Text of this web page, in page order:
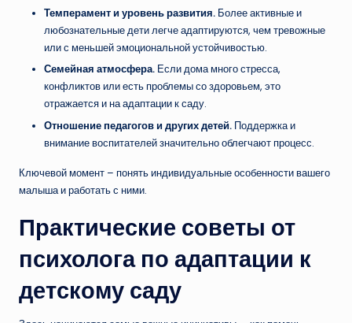
Темперамент и уровень развития. Более активные и
любознательные дети легче адаптируются, чем тревожные
или с меньшей эмоциональной устойчивостью.
Семейная атмосфера. Если дома много стресса,
конфликтов или есть проблемы со здоровьем, это
отражается и на адаптации к саду.
Отношение педагогов и других детей. Поддержка и
внимание воспитателей значительно облегчают процесс.
Ключевой момент – понять индивидуальные особенности вашего
малыша и работать с ними.
Практические советы от
психолога по адаптации к
детскому саду